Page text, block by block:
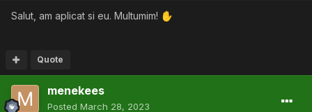
Salut, am aplicat si eu. Multumim! ✋
Quote
menekees
Posted March 28, 2023